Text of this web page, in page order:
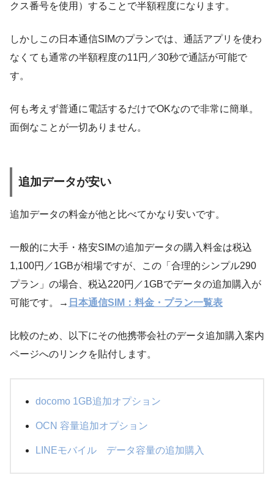
クス番号を使用）することで半額程度になります。
しかしこの日本通信SIMのプランでは、通話アプリを使わ
なくても通常の半額程度の11円／30秒で通話が可能で
す。
何も考えず普通に電話するだけでOKなので非常に簡単。
面倒なことが一切ありません。
追加データが安い
追加データの料金が他と比べてかなり安いです。
一般的に大手・格安SIMの追加データの購入料金は税込
1,100円／1GBが相場ですが、この「合理的シンプル290
プラン」の場合、税込220円／1GBでデータの追加購入が
可能です。
→ 日本通信SIM：料金・プラン一覧表
比較のため、以下にその他携帯会社のデータ追加購入案内
ページへのリンクを貼付します。
docomo 1GB追加オプション
OCN 容量追加オプション
LINEモバイル データ容量の追加購入